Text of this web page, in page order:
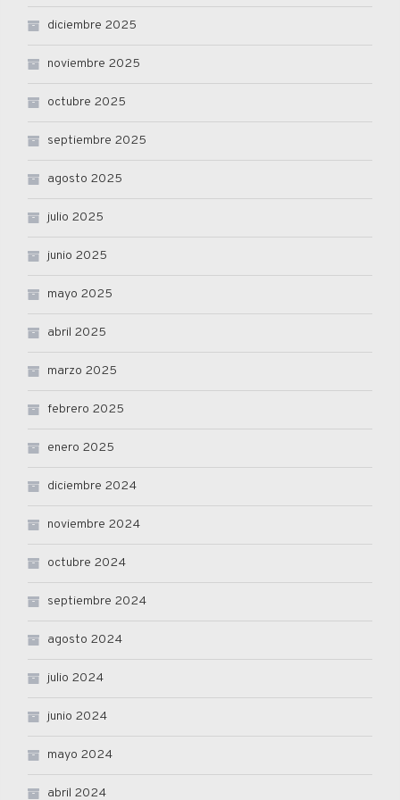
diciembre 2025
noviembre 2025
octubre 2025
septiembre 2025
agosto 2025
julio 2025
junio 2025
mayo 2025
abril 2025
marzo 2025
febrero 2025
enero 2025
diciembre 2024
noviembre 2024
octubre 2024
septiembre 2024
agosto 2024
julio 2024
junio 2024
mayo 2024
abril 2024